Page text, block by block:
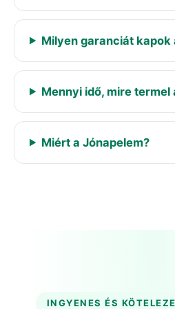
Milyen garanciát kapok
Mennyi idő, mire termel
Miért a Jónapelem?
INGYENES ÉS